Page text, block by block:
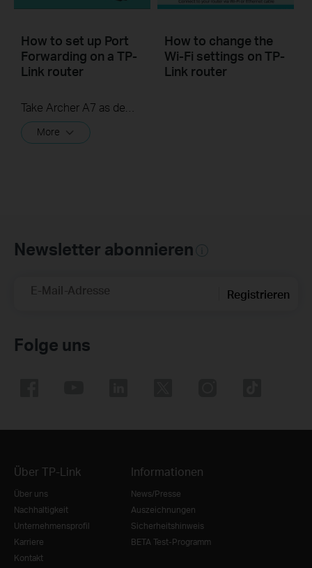
How to set up Port
Forwarding on a TP-
Link router
Take Archer A7 as demonstration.
More
How to change the
Wi-Fi settings on TP-
Link router
Newsletter abonnieren
E-Mail-Adresse Registrieren
Folge uns
Über TP-Link
Über uns
Nachhaltigkeit
Unternehmensprofil
Karriere
Kontakt
Informationen
News/Presse
Auszeichnungen
Sicherheitshinweis
BETA Test-Programm